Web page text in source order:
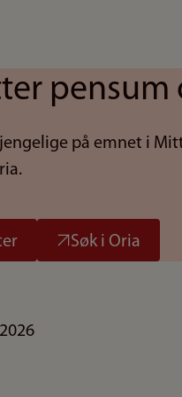
på emnet i
Søk i Oria